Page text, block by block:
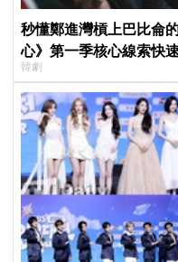
秒懂鄭進灣槓上巴比侖
心》第一季核心線索快
韓劇